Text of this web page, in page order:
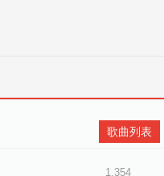
歌曲列表
1,354